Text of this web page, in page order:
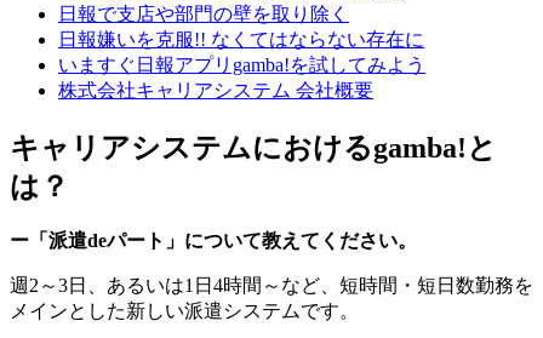
日報で支店や部門の壁を取り除く
日報嫌いを克服!! なくてはならない存在に
いますぐ日報アプリgamba!を試してみよう
株式会社キャリアシステム 会社概要
キャリアシステムにおけるgamba!と
は？
ー「派遣deパート」について教えてください。
週2～3日、あるいは1日4時間～など、短時間・短日数勤務を
メインとした新しい派遣システムです。